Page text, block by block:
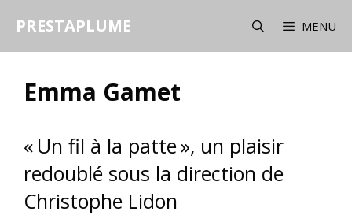
PRESTAPLUME MENU
Emma Gamet
« Un fil à la patte », un plaisir
redoublé sous la direction de
Christophe Lidon